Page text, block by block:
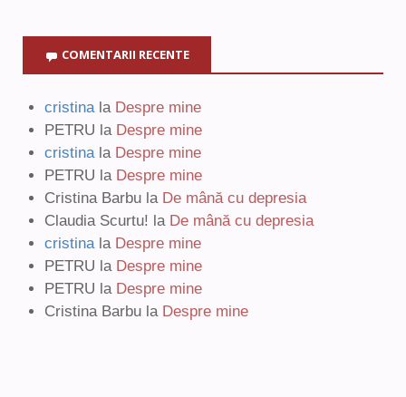
COMENTARII RECENTE
cristinala Despre mine
PETRU la Despre mine
cristinala Despre mine
PETRU la Despre mine
Cristina Barbu la De mână cu depresia
Claudia Scurtu! la De mână cu depresia
cristinala Despre mine
PETRU la Despre mine
PETRU la Despre mine
Cristina Barbu la Despre mine